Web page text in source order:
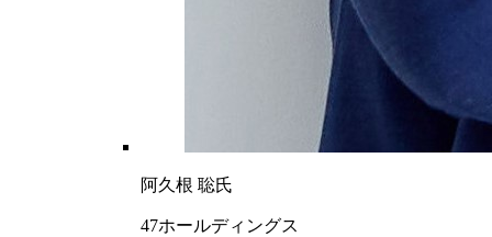
阿久根 聡氏
47ホールディングス